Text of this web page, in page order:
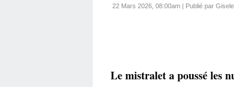
22 Mars 2026, 08:00am | Publié par Gisele
Le mistralet a poussé les